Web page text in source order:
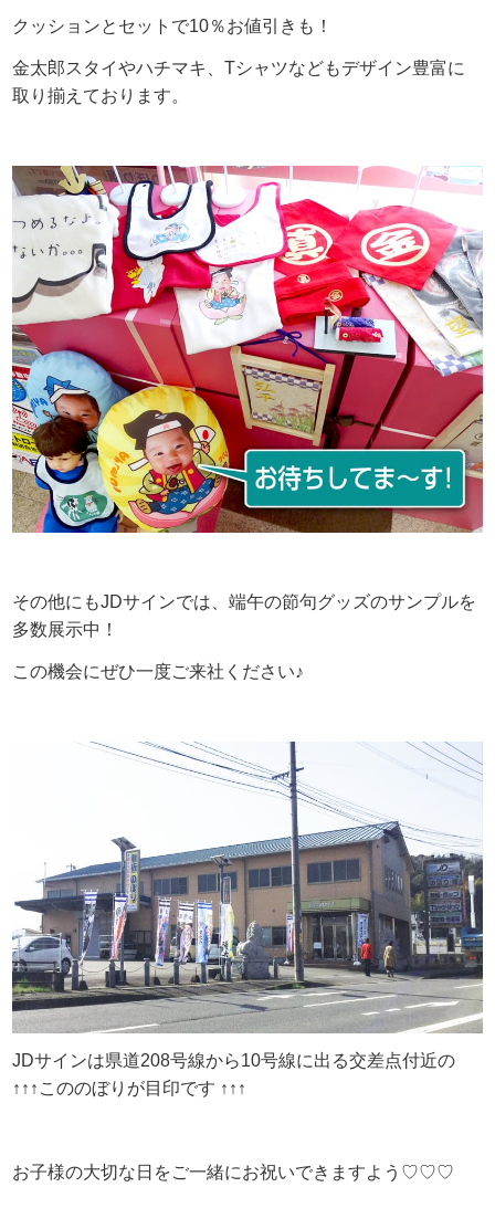
クッションとセットで10％お値引きも！
金太郎スタイやハチマキ、Tシャツなどもデザイン豊富に
取り揃えております。
その他にもJDサインでは、端午の節句グッズのサンプルを
多数展示中！
この機会にぜひ一度ご来社ください♪
JDサインは県道208号線から10号線に出る交差点付近の
↑↑↑こののぼりが目印です ↑↑↑
お子様の大切な日をご一緒にお祝いできますよう♡♡♡